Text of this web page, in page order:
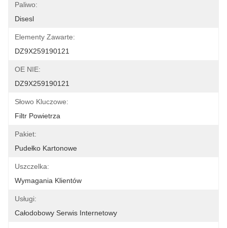
Paliwo:
Disesl
Elementy Zawarte:
DZ9X259190121
OE NIE:
DZ9X259190121
Słowo Kluczowe:
Filtr Powietrza
Pakiet:
Pudełko Kartonowe
Uszczelka:
Wymagania Klientów
Usługi:
Całodobowy Serwis Internetowy